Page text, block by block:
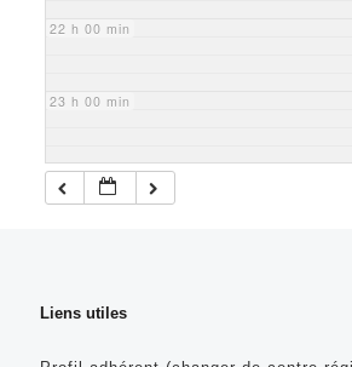
22 h 00 min
23 h 00 min
Liens utiles